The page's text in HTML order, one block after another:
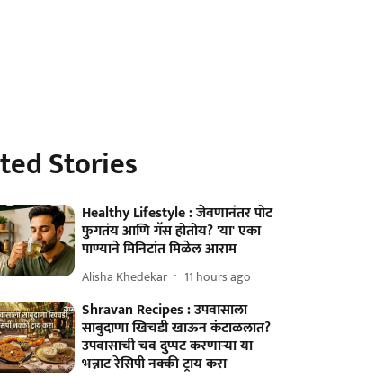
Stories
Healthy Lifestyle : जेवणानंतर पोट
फुगतंय आणि गॅस होतोय? 'या' एका
पाण्याने मिनिटांत मिळेल आराम
Alisha Khedekar 11 hours ago
Shravan Recipes : उपवासाला
साबुदाणा खिचडी खाऊन कंटाळलात?
उपवासाची चव दुप्पट करणाऱ्या या
भन्नाट रेसिपी नक्की ट्राय करा